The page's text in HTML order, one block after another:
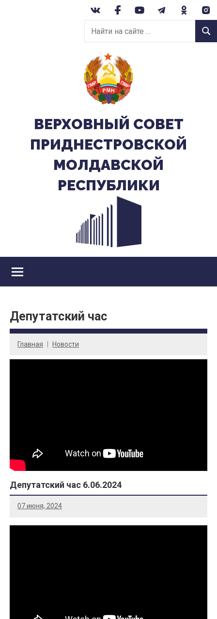
Найти
на
сайте:
ВЕРХОВНЫЙ CОВЕТ
ПРИДНЕСТРОВСКОЙ
МОЛДАВСКОЙ
РЕСПУБЛИКИ
Депутатский час
Главная Новости
Депутатский час 6.06.2024
07 июня, 2024